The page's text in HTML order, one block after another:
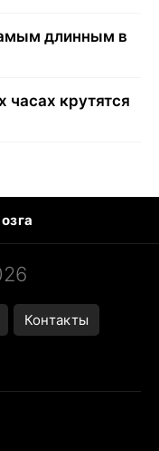
длинным в
часах крутятся
Контакты